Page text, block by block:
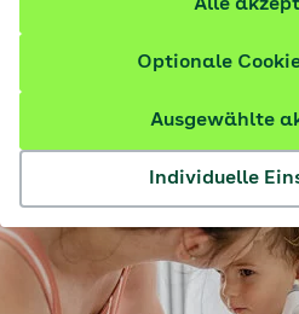
Individuelle
Ausgewählte
Optionale
Alle